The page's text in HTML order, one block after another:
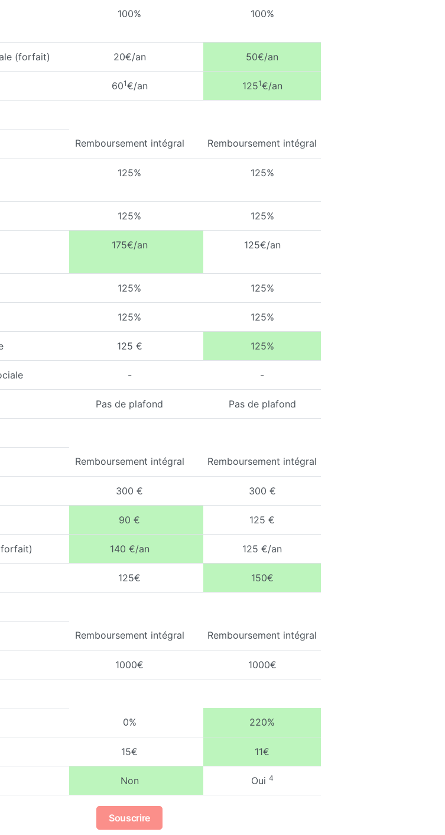
100% 100%
(forfait) 20€/an 50€/an
601€/an 1251€/an
Remboursement intégral Remboursement intégral
125% 125%
125% 125%
175€/an 125€/an
125% 125%
125% 125%
125 € 125%
- -
Pas de plafond Pas de plafond
Remboursement intégral Remboursement intégral
300 € 300 €
90 € 125 €
140 €/an 125 €/an
125€ 150€
Remboursement intégral Remboursement intégral
1000€ 1000€
0% 220%
15€ 11€
Non Oui 4
Souscrire